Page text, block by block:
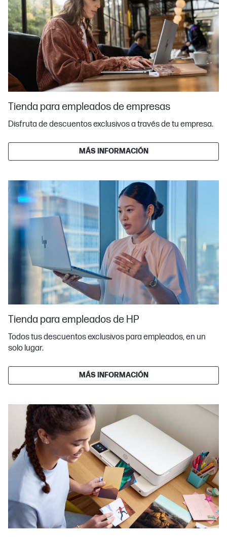
Tienda para empleados de empresas
Disfruta de descuentos exclusivos a través de tu empresa.
MÁS INFORMACIÓN
Tienda para empleados de HP
Todos tus descuentos exclusivos para empleados, en un
solo lugar.
MÁS INFORMACIÓN